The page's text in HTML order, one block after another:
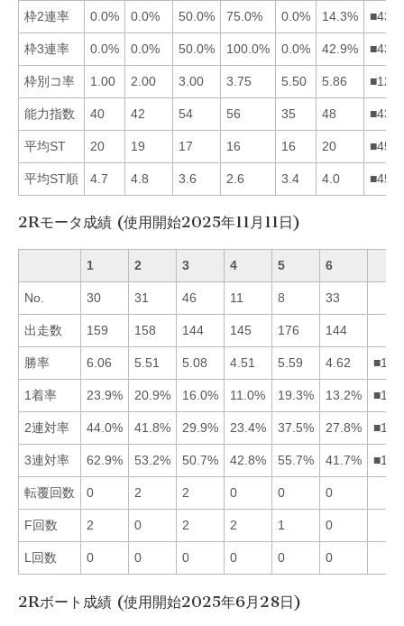
枠2連率 0.0% 0.0% 50.0% 75.0% 0.0% 14.3%
枠3連率 0.0% 0.0% 50.0% 100.0% 0.0% 42.9%
枠別コ率 1.00 2.00 3.00 3.75 5.50 5.86
能力指数 40 42 54 56 35 48
平均ST 20 19 17 16 16 20
平均ST順 4.7 4.8 3.6 2.6 3.4 4.0
2Rモータ成績 (使用開始2025年11月11日)
1 2 3 4 5 6
No. 30 31 46 11 8 33
出走数 159 158 144 145 176 144
勝率 6.06 5.51 5.08 4.51 5.59 4.62
1着率 23.9% 20.9% 16.0% 11.0% 19.3% 13.2%
2連対率 44.0% 41.8% 29.9% 23.4% 37.5% 27.8%
3連対率 62.9% 53.2% 50.7% 42.8% 55.7% 41.7%
転覆回数 0 2 2 0 0 0
F回数 2 0 2 2 1 0
L回数 0 0 0 0 0 0
2Rボート成績 (使用開始2025年6月28日)